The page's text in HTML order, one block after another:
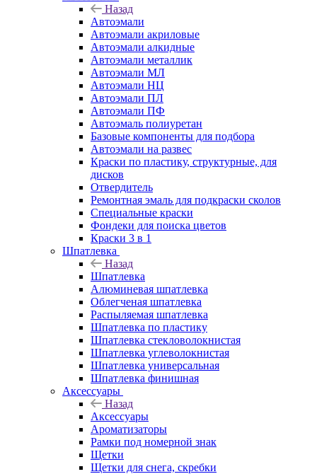
Назад
Автоэмали
Автоэмали акриловые
Автоэмали алкидные
Автоэмали металлик
Автоэмали МЛ
Автоэмали НЦ
Автоэмали ПЛ
Автоэмали ПФ
Автоэмаль полиуретан
Базовые компоненты для подбора
Автоэмали на развес
Краски по пластику, структурные, для
дисков
Отвердитель
Ремонтная эмаль для подкраски сколов
Специальные краски
Фондеки для поиска цветов
Краски 3 в 1
Шпатлевка
Назад
Шпатлевка
Алюминевая шпатлевка
Облегченая шпатлевка
Распыляемая шпатлевка
Шпатлевка по пластику
Шпатлевка стекловолокнистая
Шпатлевка углеволокнистая
Шпатлевка универсальная
Шпатлевка финишная
Аксессуары
Назад
Аксессуары
Ароматизаторы
Рамки под номерной знак
Щетки
Щетки для снега, скребки